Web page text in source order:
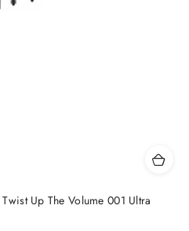
Up The Volume 001 Ultra